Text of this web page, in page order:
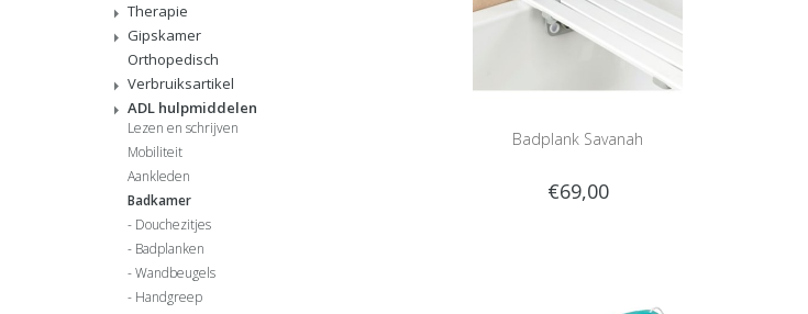
Therapie
Gipskamer
Orthopedisch
Verbruiksartikel
ADL hulpmiddelen
Lezen en schrijven
Mobiliteit
Aankleden
Badkamer
Douchezitjes
Badplanken
Wandbeugels
Handgreep
Badplank Savanah
€69,00